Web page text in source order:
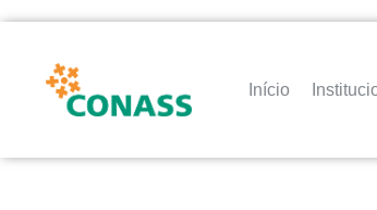
Início